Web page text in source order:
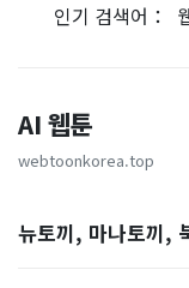
인기 검색어：
AI 웹툰
webtoonkorea.top
뉴토끼, 마나토끼,